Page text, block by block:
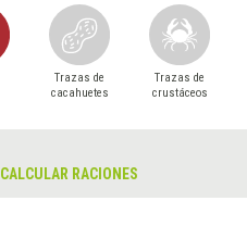
Trazas de
cacahuetes
Trazas de
crustáceos
CALCULAR RACIONES